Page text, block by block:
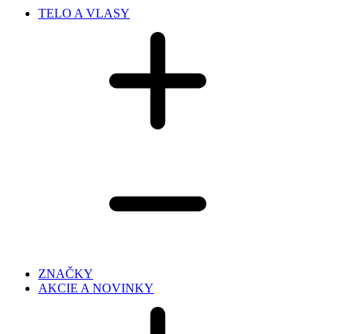
TELO A VLASY
ZNAČKY
AKCIE A NOVINKY